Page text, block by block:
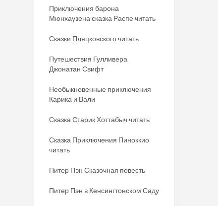
Приключения барона
Мюнхаузена сказка Распе читать
Сказки Пляцковского читать
Путешествия Гулливера
Джонатан Свифт
Необыкновенные приключения
Карика и Вали
Сказка Старик Хоттабыч читать
Сказка Приключения Пиноккио
читать
Питер Пэн Сказочная повесть
Питер Пэн в Кенсингтонском Саду